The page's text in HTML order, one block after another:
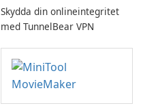
Skydda din onlineintegritet
med TunnelBear VPN